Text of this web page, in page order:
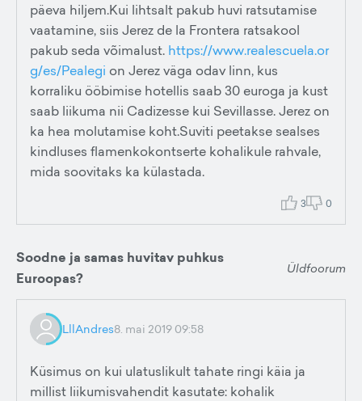
päeva hiljem.Kui lihtsalt pakub huvi ratsutamise
vaatamine, siis Jerez de la Frontera ratsakool
pakub seda võimalust. https://www.realescuela.or
g/es/Pealegi on Jerez väga odav linn, kus
korraliku ööbimise hotellis saab 30 euroga ja kust
saab liikuma nii Cadizesse kui Sevillasse. Jerez on
ka hea molutamise koht.Suviti peetakse sealses
kindluses flamenkokontserte kohalikule rahvale,
mida soovitaks ka külastada.
3 0
Soodne ja samas huvitav puhkus
Euroopas?
Üldfoorum
LllAndres8. mai 2019 09:58
Küsimus on kui ulatuslikult tahate ringi käia ja
millist liikumisvahendit kasutate: kohalik